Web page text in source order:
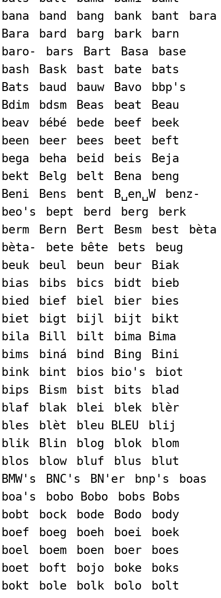
bana
band bang bank bant
bara
Bara
bard barg bark
barn
baro-
bars Bart Basa
base
bash
Bask bast bate
bats
Bats
baud bauw Bavo
bbp's
Bdim
bdsm Beas beat
Beau
beav
bébé bede beef
beek
been
beer bees beet
beft
bega
beha beid beis
Beja
bekt
Belg belt Bena
beng
Beni
Bens bent B␣en␣W
benz-
beo's
bept berd berg
berk
berm
Bern Bert Besm best
bèta
bèta-
bete bête bets
beug
beuk
beul beun beur
Biak
bias
bibs bics bidt
bieb
bied
bief biel bier
bies
biet
bigt bijl bijt
bikt
bila
Bill bilt
bima Bima
bims
biná bind Bing
Bini
bink
bint bios bio's
biot
bips
Bism bist bits
blad
blaf
blak blei blek
blèr
bles
blèt bleu BLEU
blij
blik
Blin blog blok
blom
blos
blow bluf blus
blut
BMW's
BNC's BN'er bnp's
boas
boa's
bobo Bobo
bobs Bobs
bobt
bock bode Bodo
body
boef
boeg boeh boei
boek
boel
boem boen boer
boes
boet
boft bojo boke
boks
bokt
bole bolk bolo
bolt